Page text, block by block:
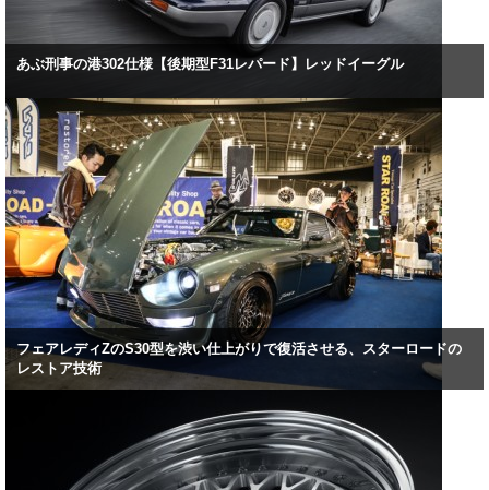
あぶ刑事の港302仕様【後期型F31レパード】レッドイーグル
フェアレディZのS30型を渋い仕上がりで復活させる、スターロードの
レストア技術